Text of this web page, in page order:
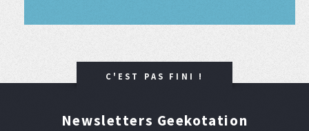
C'EST PAS FINI !
Newsletters Geekotation